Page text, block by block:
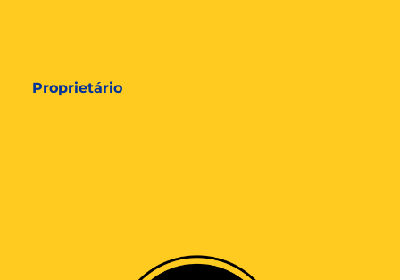
Proprietário